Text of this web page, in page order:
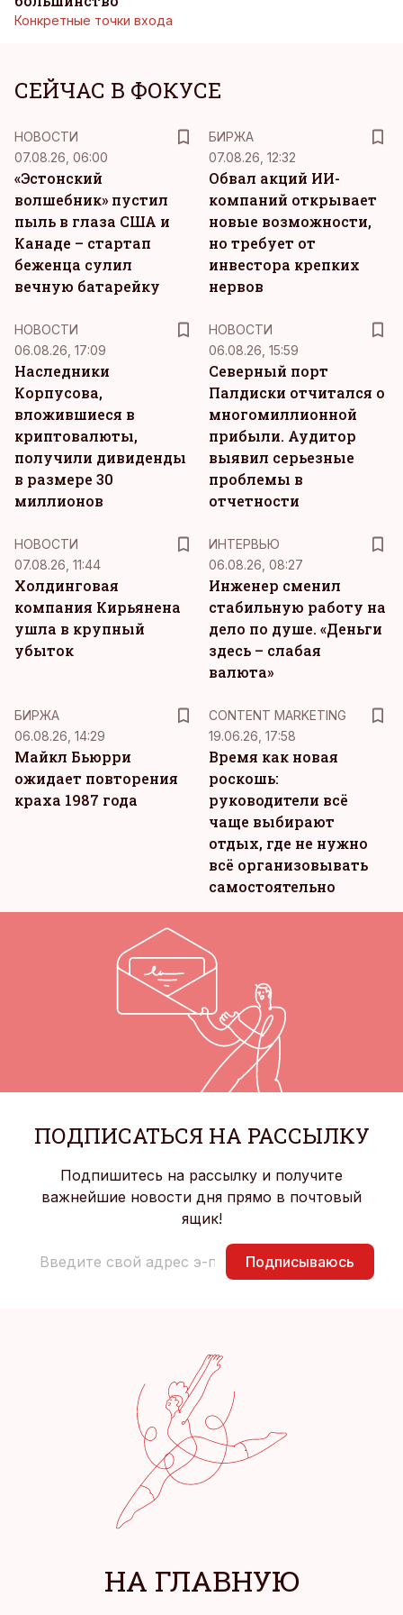
Конкретные точки входа
СЕЙЧАС В ФОКУСЕ
НОВОСТИ
07.08.26, 06:00
«Эстонский
волшебник» пустил
пыль в глаза США и
Канаде – стартап
беженца сулил
вечную батарейку
БИРЖА
07.08.26, 12:32
Обвал акций ИИ-
компаний открывает
новые возможности,
но требует от
инвестора крепких
нервов
НОВОСТИ
06.08.26, 17:09
Наследники
Корпусова,
вложившиеся в
криптовалюты,
получили дивиденды
в размере 30
миллионов
НОВОСТИ
06.08.26, 15:59
Северный порт
Палдиски отчитался о
многомиллионной
прибыли. Аудитор
выявил серьезные
проблемы в
отчетности
НОВОСТИ
07.08.26, 11:44
Холдинговая
компания Кирьянена
ушла в крупный
убыток
ИНТЕРВЬЮ
06.08.26, 08:27
Инженер сменил
стабильную работу на
дело по душе. «Деньги
здесь – слабая
валюта»
БИРЖА
06.08.26, 14:29
Майкл Бьюрри
ожидает повторения
краха 1987 года
CONTENT MARKETING
19.06.26, 17:58
Время как новая
роскошь:
руководители всё
чаще выбирают
отдых, где не нужно
всё организовывать
самостоятельно
ПОДПИСАТЬСЯ НА РАССЫЛКУ
Подпишитесь на рассылку и получите
важнейшие новости дня прямо в почтовый
ящик!
Подписываюсь
НА ГЛАВНУЮ